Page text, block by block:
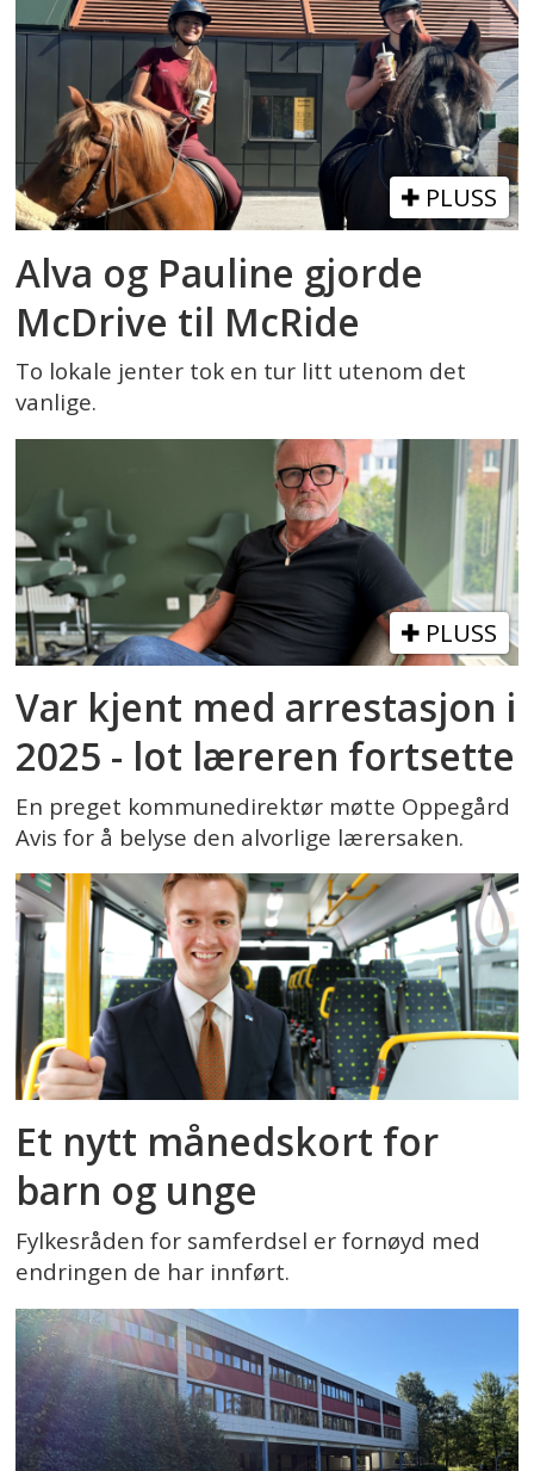
PLUSS
Alva og Pauline gjorde
McDrive til McRide
To lokale jenter tok en tur litt utenom det
vanlige.
PLUSS
Var kjent med arrestasjon i
2025 - lot læreren fortsette
En preget kommunedirektør møtte Oppegård
Avis for å belyse den alvorlige lærersaken.
Et nytt månedskort for
barn og unge
Fylkesråden for samferdsel er fornøyd med
endringen de har innført.